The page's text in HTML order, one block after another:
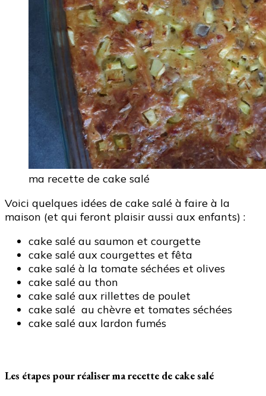
ma recette de cake salé
Voici quelques idées de cake salé à faire à la
maison (et qui feront plaisir aussi aux enfants) :
cake salé au saumon et courgette
cake salé aux courgettes et fêta
cake salé à la tomate séchées et olives
cake salé au thon
cake salé aux rillettes de poulet
cake salé au chèvre et tomates séchées
cake salé aux lardon fumés
Les étapes pour réaliser ma recette de cake salé